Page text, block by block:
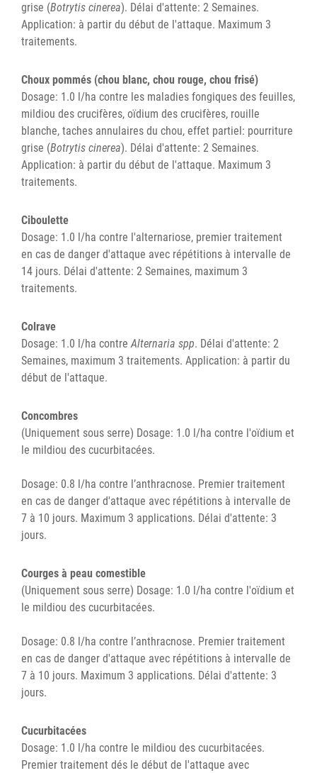
grise (Botrytis cinerea). Délai d'attente: 2 Semaines.
Application: à partir du début de l'attaque. Maximum 3
traitements.
Choux pommés (chou blanc, chou rouge, chou frisé)
Dosage: 1.0 l/ha contre les maladies fongiques des feuilles,
mildiou des crucifères, oïdium des crucifères, rouille
blanche, taches annulaires du chou, effet partiel: pourriture
grise (Botrytis cinerea). Délai d'attente: 2 Semaines.
Application: à partir du début de l'attaque. Maximum 3
traitements.
Ciboulette
Dosage: 1.0 l/ha contre l'alternariose, premier traitement
en cas de danger d'attaque avec répétitions à intervalle de
14 jours. Délai d'attente: 2 Semaines, maximum 3
traitements.
Colrave
Dosage: 1.0 l/ha contreAlternaria spp. Délai d'attente: 2
Semaines, maximum 3 traitements. Application: à partir du
début de l'attaque.
Concombres
(Uniquement sous serre) Dosage: 1.0 l/ha contre l'oïdium et
le mildiou des cucurbitacées.
Dosage: 0.8 l/ha contre l’anthracnose. Premier traitement
en cas de danger d'attaque avec répétitions à intervalle de
7 à 10 jours. Maximum 3 applications. Délai d'attente: 3
jours.
Courges à peau comestible
(Uniquement sous serre) Dosage: 1.0 l/ha contre l'oïdium et
le mildiou des cucurbitacées.
Dosage: 0.8 l/ha contre l’anthracnose. Premier traitement
en cas de danger d'attaque avec répétitions à intervalle de
7 à 10 jours. Maximum 3 applications. Délai d'attente: 3
jours.
Cucurbitacées
Dosage: 1.0 l/ha contre le mildiou des cucurbitacées.
Premier traitement dés le début de l'attaque avec